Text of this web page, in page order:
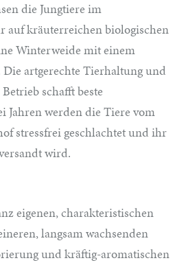
die Jungtiere im
auf kräuterreichen biologischen
Winterweide mit einem
artgerechte Tierhaltung und
schafft beste
Jahren werden die Tiere vom
stressfrei geschlachtet und ihr
wird.
eigenen, charakteristischen
langsam wachsenden
und kräftig-aromatischen